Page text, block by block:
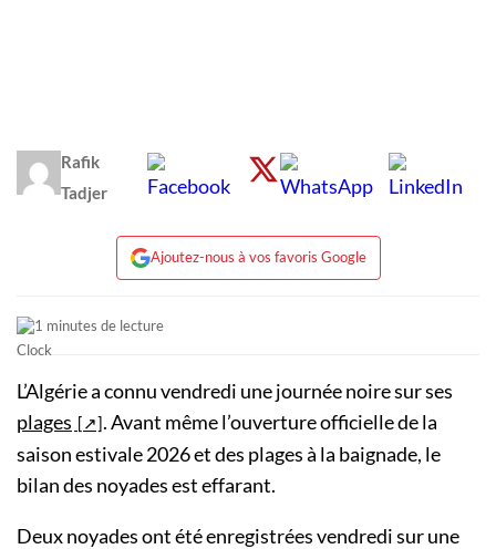
Rafik
Tadjer
Ajoutez-nous à vos favoris Google
1 minutes de lecture
L’Algérie a connu vendredi une journée noire sur ses
plages
. Avant même l’ouverture officielle de la
saison estivale 2026 et des plages à la baignade, le
bilan des noyades est effarant.
Deux noyades ont été enregistrées vendredi sur une